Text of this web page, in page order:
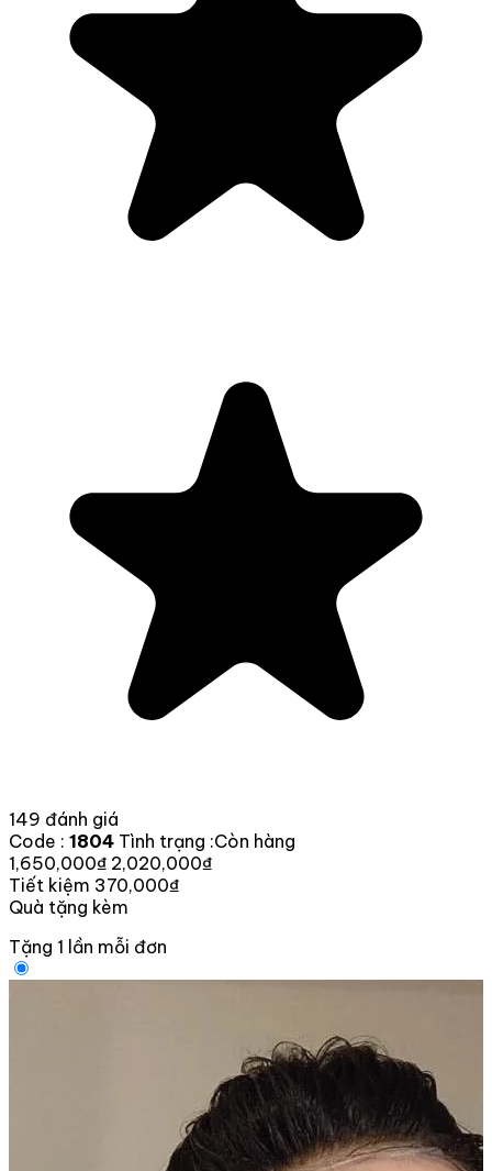
149 đánh giá
Code : 1804 Tình trạng :Còn hàng
1,650,000₫ 2,020,000₫
Tiết kiệm 370,000₫
Quà tặng kèm
Tặng 1 lần mỗi đơn